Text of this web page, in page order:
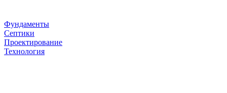
Фундаменты
Септики
Проектирование
Технология